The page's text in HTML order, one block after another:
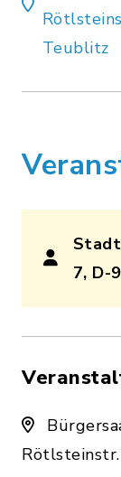
Teublitz
7, D-